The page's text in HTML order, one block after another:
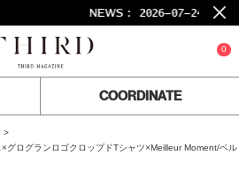
NEWS : 2026-07-24
0
COORDINATE
グログランロゴクロップドTシャツ×Meilleur Moment/ベル